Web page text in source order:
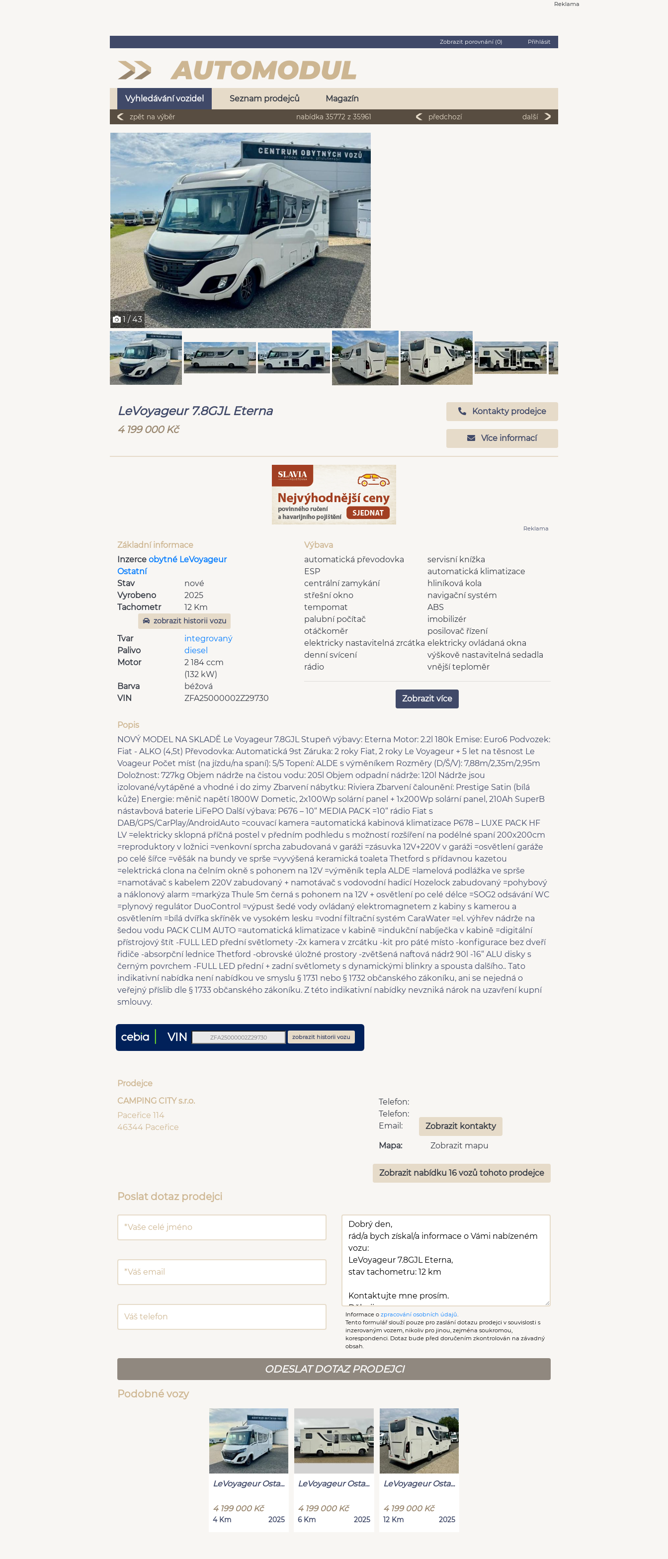
Reklama
Zobrazit porovnání (0) Přihlásit
Vyhledávání vozidel Seznam prodejců Magazín
zpět na výběr nabídka 35772 z 35961 předchozí další
1 / 43
LeVoyageur 7.8GJL Eterna
4 199 000 Kč
Kontakty prodejce
Více informací
Reklama
Základní informace
Inzerce obytné LeVoyageur
Ostatní
Stav
nové
Vyrobeno
2025
Tachometr
12 Km
zobrazit historii vozu
Tvar
integrovaný
Palivo
diesel
Motor
2 184 ccm
(132 kW)
Barva
béžová
VIN
ZFA25000002Z29730
Výbava
servisní knížka
automatická převodovka
automatická klimatizace
ESP
hliníková kola
centrální zamykání
navigační systém
střešní okno
ABS
tempomat
imobilizér
palubní počítač
posilovač řízení
otáčkoměr
elektricky ovládaná okna
elektricky nastavitelná zrcátka
výškově nastavitelná sedadla
denní svícení
vnější teploměr
rádio
záruka
dřevěné obložení palubní
nastavitelný volant
řidiče
autochladnička
WC
mikrovlná trouba
sprcha
boiler
měnič 220V
panoramatická střecha
bluetooth
Zadní světla LED
centrál dálkový
el. přední okna
mlhovky
2x AIRBAG
Hands free
Parkovací kamera
přední otočná sedadla
nástavba klasická
polohovací sedadla
zadní mlhovka
USB
2 monitory
plní 'EURO VI'
přední světla LED
markýza
solární panel
Start-stop systém
9 rychlostních stupňů
couvací světlo
Zobrazit více
Popis
NOVÝ MODEL NA SKLADĚ Le Voyageur 7.8GJL Stupeň výbavy: Eterna Motor: 2.2l 180k Emise: Euro6 Podvozek:
Fiat - ALKO (4,5t) Převodovka: Automatická 9st Záruka: 2 roky Fiat, 2 roky Le Voyageur + 5 let na těsnost Le
Voageur Počet míst (na jízdu/na spaní): 5/5 Topení: ALDE s výměníkem Rozměry (D/Š/V): 7,88m/2,35m/2,95m
Doložnost: 727kg Objem nádrže na čistou vodu: 205l Objem odpadní nádrže: 120l Nádrže jsou
izolované/vytápěné a vhodné i do zimy Zbarvení nábytku: Riviera Zbarvení čalounění: Prestige Satin (bílá
kůže) Energie: měnič napětí 1800W Dometic, 2x100Wp solární panel + 1x200Wp solární panel, 210Ah SuperB
nástavbová baterie LiFePO Další výbava: P676 – 10“ MEDIA PACK =10“ rádio Fiat s
DAB/GPS/CarPlay/AndroidAuto =couvací kamera =automatická kabinová klimatizace P678 – LUXE PACK HF
LV =elektricky sklopná příčná postel v předním podhledu s možností rozšíření na podélné spaní 200x200cm
=reproduktory v ložnici =venkovní sprcha zabudovaná v garáži =zásuvka 12V+220V v garáži =osvětlení garáže
po celé šířce =věšák na bundy ve sprše =vyvýšená keramická toaleta Thetford s přídavnou kazetou
=elektrická clona na čelním okně s pohonem na 12V =výměník tepla ALDE =lamelová podlážka ve sprše
=namotávač s kabelem 220V zabudovaný + namotávač s vodovodní hadicí Hozelock zabudovaný =pohybový
a náklonový alarm =markýza Thule 5m černá s pohonem na 12V + osvětlení po celé délce =SOG2 odsávání WC
=plynový regulátor DuoControl =výpust šedé vody ovládaný elektromagnetem z kabiny s kamerou a
osvětlením =bílá dvířka skříněk ve vysokém lesku =vodní filtrační systém CaraWater =el. výhřev nádrže na
šedou vodu PACK CLIM AUTO =automatická klimatizace v kabině =indukční nabíječka v kabině =digitální
přístrojový štít -FULL LED přední světlomety -2x kamera v zrcátku -kit pro páté místo -konfigurace bez dveří
řidiče -absorpční lednice Thetford -obrovské úložné prostory -zvětšená naftová nádrž 90l -16“ ALU disky s
černým povrchem -FULL LED přední + zadní světlomety s dynamickými blinkry a spousta dalšího.. Tato
indikativní nabídka není nabídkou ve smyslu § 1731 nebo § 1732 občanského zákoníku, ani se nejedná o
veřejný příslib dle § 1733 občanského zákoníku. Z této indikativní nabídky nevzniká nárok na uzavření kupní
smlouvy.
VIN zobrazit historii vozu
Prodejce
CAMPING CITY s.r.o.
Paceřice 114
46344 Paceřice
Telefon:
Telefon:
Email:
Zobrazit kontakty
Mapa: Zobrazit mapu
Zobrazit nabídku 16 vozů tohoto prodejce
Poslat dotaz prodejci
Informace o zpracování osobních údajů
Tento formulář slouží pouze pro zaslání dotazu prodejci v souvislosti s
inzerovaným vozem, nikoliv pro jinou, zejména soukromou,
korespondenci. Dotaz bude před doručením zkontrolován na závadný
obsah.
ODESLAT DOTAZ PRODEJCI
Podobné vozy
LeVoyageur Osta...
4 199 000 Kč
4 Km 2025
LeVoyageur Osta...
4 199 000 Kč
6 Km 2025
LeVoyageur Osta...
4 199 000 Kč
12 Km 2025